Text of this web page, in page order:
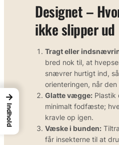
Designet –
ikke slipper ud
Tragt eller
bred nok til, at
snævrer hurtigt ind,
orienteringen, når den
Glatte vægge: Plastik
minimalt fodfæste;
kravle op igen.
Væske i bunden:
får insekterne til at
→
Indhold